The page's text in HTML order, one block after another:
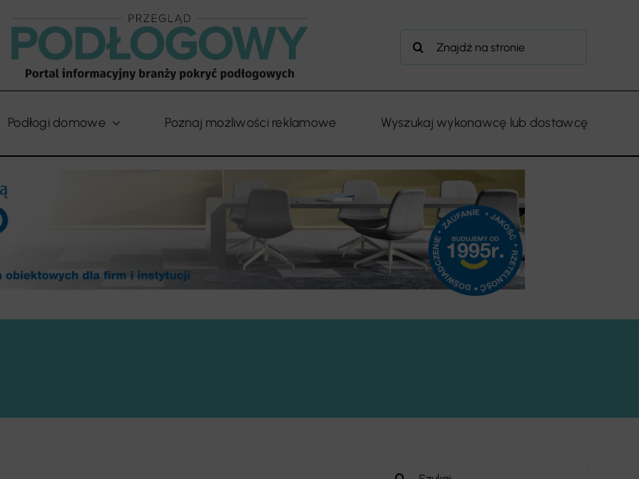
Szukaj
Podłogi domowe Poznaj możliwości reklamowe Wyszukaj wykonawcę lub dostawcę
Szukaj